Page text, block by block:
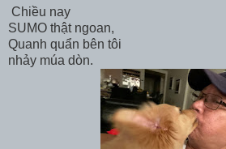
Chiều nay
SUMO thật ngoan,
Quanh quẩn bên tôi
nhảy múa dòn.